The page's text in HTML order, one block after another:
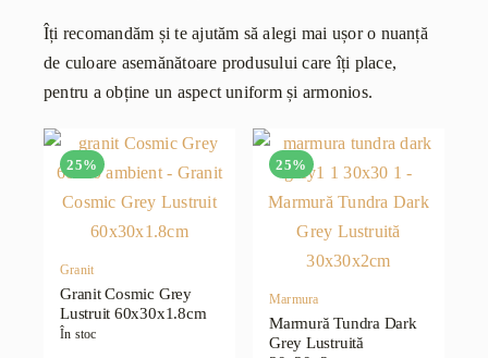
Îți recomandăm și te ajutăm să alegi mai ușor o nuanță
de culoare asemănătoare produsului care îți place,
pentru a obține un aspect uniform și armonios.
25%
Granit
Granit Cosmic Grey
Lustruit 60x30x1.8cm
În stoc
25%
Marmura
Marmură Tundra Dark
Grey Lustruită